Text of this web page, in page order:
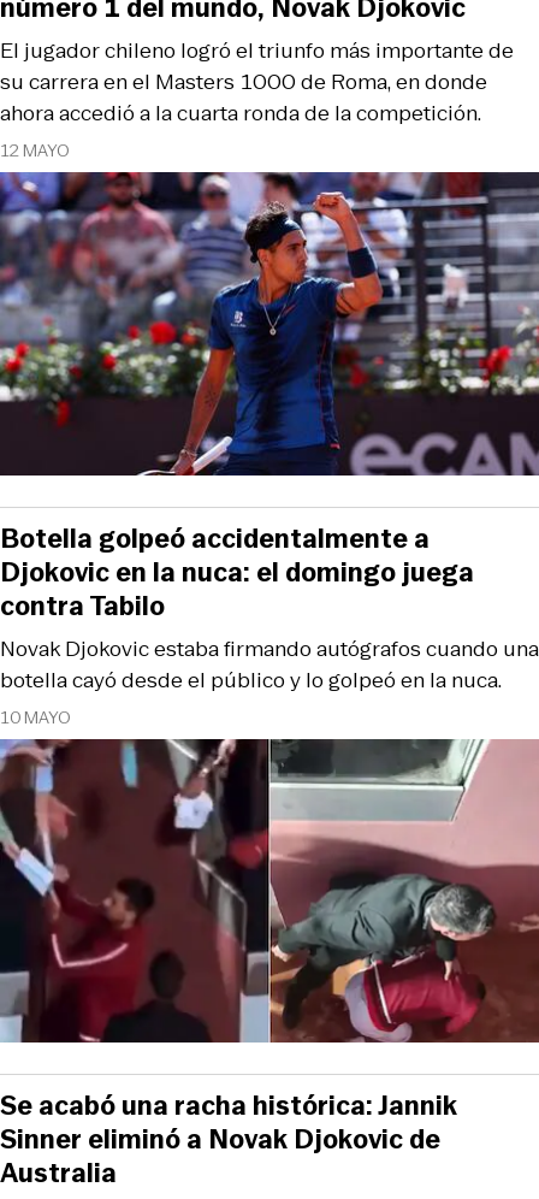
12 MAYO
El jugador chileno logró el triunfo más importante de
su carrera en el Masters 1000 de Roma, en donde
ahora accedió a la cuarta ronda de la competición.
número 1 del mundo, Novak Djokovic
10 MAYO
Novak Djokovic estaba firmando autógrafos cuando una
botella cayó desde el público y lo golpeó en la nuca.
Botella golpeó accidentalmente a
Djokovic en la nuca: el domingo juega
contra Tabilo
Se acabó una racha histórica: Jannik
Sinner eliminó a Novak Djokovic de
Australia